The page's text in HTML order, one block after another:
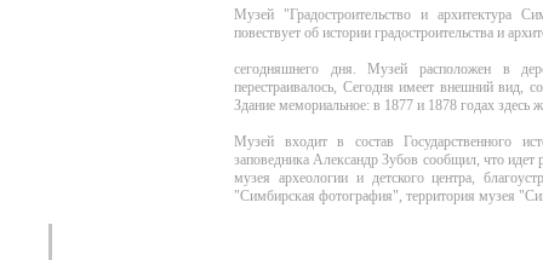
Музей "Градостроительство и архитектура
повествует об истории градостроительства и
сегодняшнего дня. Музей расположен в
перестраивалось, Сегодня имеет внешний вид,
Здание мемориальное: в 1877 и 1878 годах здесь
Музей входит в состав Государственного
заповедника Александр Зубов сообщил, что
музея археологии и детского центра,
"Симбирская фотография", территория музея